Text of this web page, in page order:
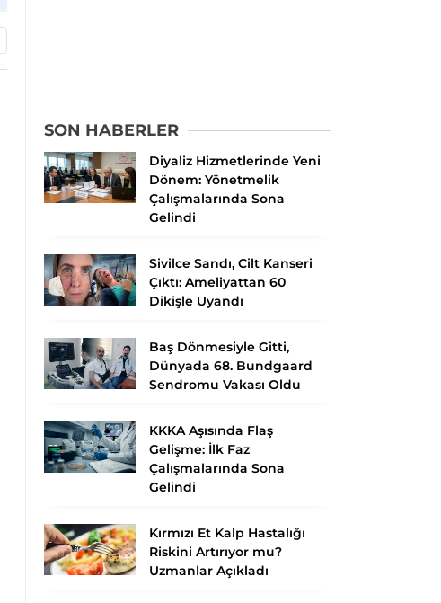
SON HABERLER
Diyaliz Hizmetlerinde Yeni
Dönem: Yönetmelik
Çalışmalarında Sona
Gelindi
Sivilce Sandı, Cilt Kanseri
Çıktı: Ameliyattan 60
Dikişle Uyandı
Baş Dönmesiyle Gitti,
Dünyada 68. Bundgaard
Sendromu Vakası Oldu
KKKA Aşısında Flaş
Gelişme: İlk Faz
Çalışmalarında Sona
Gelindi
Kırmızı Et Kalp Hastalığı
Riskini Artırıyor mu?
Uzmanlar Açıkladı